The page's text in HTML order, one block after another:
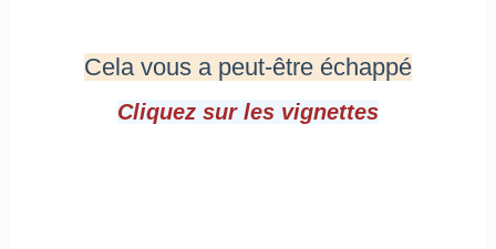
Cela vous a peut-être échappé
Cliquez sur les vignettes